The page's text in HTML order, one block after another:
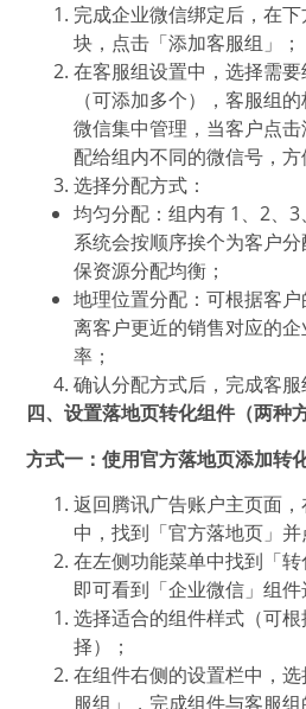
完成企业微信绑定后，在
块，点击「添加客服组」；
在客服组设置中，选择需
（可添加多个），客服组
微信集中管理，当客户点
配给组内不同的微信号，方
选择分配方式：
均匀分配：组内有 1、2、3
系统会按顺序挨个为客户
保资源分配均衡；
地理位置分配：可根据客
离客户更近的销售对应的
率；
确认分配方式后，完成客服
四、设置落地页转化组件（两种
方式一：使用官方落地页添加转
返回腾讯广告账户主页面
中，找到「官方落地页」并
在左侧功能菜单中找到「
即可看到「企业微信」组件
选择适合的组件样式（可
择）；
在组件右侧的设置栏中，
服组」，完成组件与客服组